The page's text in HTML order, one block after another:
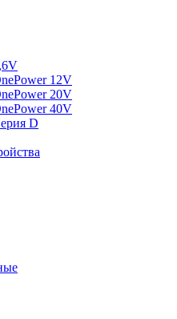
12V
20V
40V
D